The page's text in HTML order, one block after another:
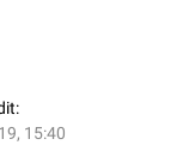
15:40